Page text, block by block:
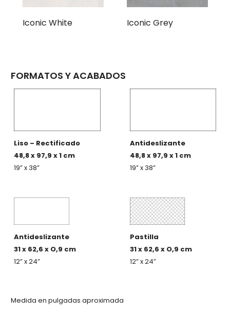
Iconic White Iconic Grey
FORMATOS Y ACABADOS
Liso – Rectificado
48,8 x 97,9 x 1 cm
19” x 38”
Antideslizante
48,8 x 97,9 x 1 cm
19” x 38”
Antideslizante
31 x 62,6 x O,9 cm
12” x 24”
Pastilla
31 x 62,6 x O,9 cm
12” x 24”
Medida en pulgadas aproximada